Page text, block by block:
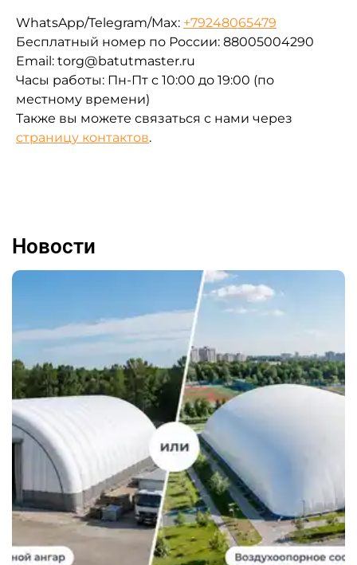
WhatsApp/Telegram/Max: +79248065479
Бесплатный номер по России: 88005004290
Email: torg@batutmaster.ru
Часы работы: Пн-Пт с 10:00 до 19:00 (по
местному времени)
Также вы можете связаться с нами через
страницу контактов.
Новости